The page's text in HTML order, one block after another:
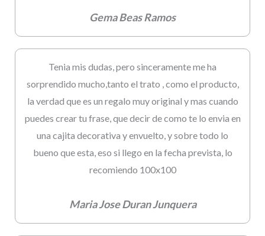
Gema Beas Ramos
Tenia mis dudas, pero sinceramente me ha
sorprendido mucho,tanto el trato , como el producto,
la verdad que es un regalo muy original y mas cuando
puedes crear tu frase, que decir de como te lo envia en
una cajita decorativa y envuelto, y sobre todo lo
bueno que esta, eso si llego en la fecha prevista, lo
recomiendo 100x100
Maria Jose Duran Junquera